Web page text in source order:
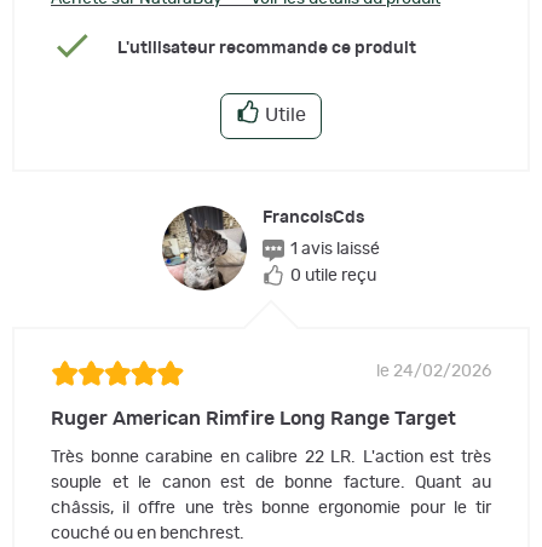
L'utilisateur recommande ce produit
Utile
FrancoisCds
1 avis laissé
0 utile reçu
le 24/02/2026
Ruger American Rimfire Long Range Target
Très bonne carabine en calibre 22 LR. L'action est très
souple et le canon est de bonne facture. Quant au
châssis, il offre une très bonne ergonomie pour le tir
couché ou en benchrest.